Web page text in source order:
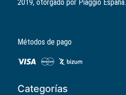
era:
2019, otorgado por Piaggio España.
Métodos de pago
Categorías